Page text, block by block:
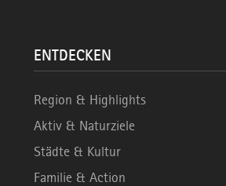
ENTDECKEN
Region & Highlights
Aktiv & Naturziele
Städte & Kultur
Familie & Action